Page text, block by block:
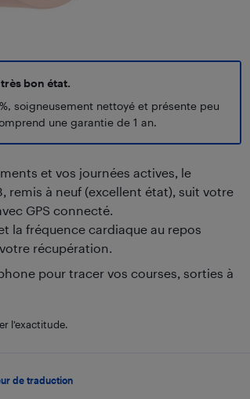
très bon état.
soigneusement nettoyé et présente peu
une garantie de 1 an.
et vos journées actives, le
remis à neuf (excellent état), suit votre
GPS connecté.
la fréquence cardiaque au repos
récupération.
pour tracer vos courses, sorties à
l’exactitude.
de traduction